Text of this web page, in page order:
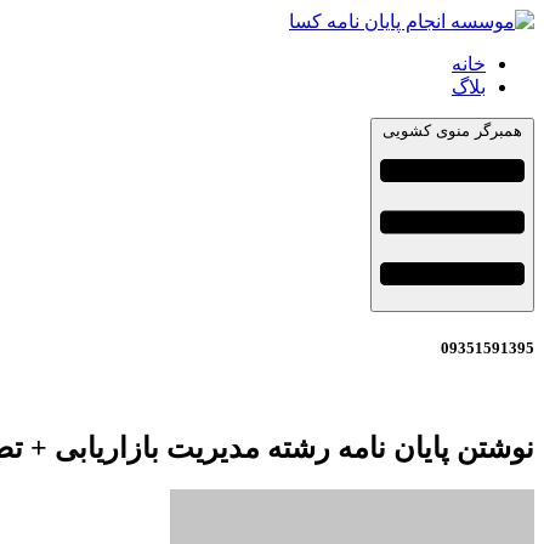
خانه
بلاگ
همبرگر منوی کشویی
09351591395
نوشتن پایان نامه رشته مدیریت بازاریابی +